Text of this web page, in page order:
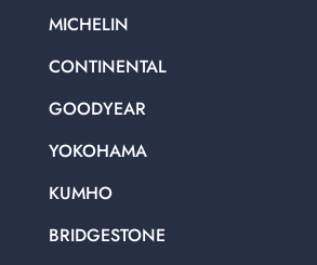
MICHELIN
CONTINENTAL
GOODYEAR
YOKOHAMA
KUMHO
BRIDGESTONE